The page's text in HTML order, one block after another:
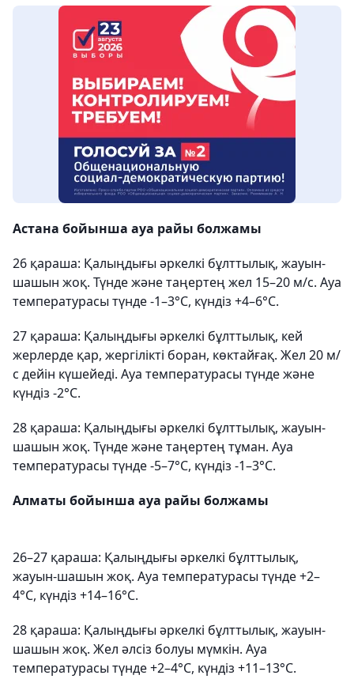
Астана бойынша ауа райы болжамы
26 қараша: Қалыңдығы әркелкі бұлттылық, жауын-
шашын жоқ. Түнде және таңертең жел 15–20 м/с. Ауа
температурасы түнде -1–3°С, күндіз +4–6°С.
27 қараша: Қалыңдығы әркелкі бұлттылық, кей
жерлерде қар, жергілікті боран, көктайғақ. Жел 20 м/
с дейін күшейеді. Ауа температурасы түнде және
күндіз -2°С.
28 қараша: Қалыңдығы әркелкі бұлттылық, жауын-
шашын жоқ. Түнде және таңертең тұман. Ауа
температурасы түнде -5–7°С, күндіз -1–3°С.
Алматы бойынша ауа райы болжамы
26–27 қараша: Қалыңдығы әркелкі бұлттылық,
жауын-шашын жоқ. Ауа температурасы түнде +2–
4°С, күндіз +14–16°С.
28 қараша: Қалыңдығы әркелкі бұлттылық, жауын-
шашын жоқ. Жел әлсіз болуы мүмкін. Ауа
температурасы түнде +2–4°С, күндіз +11–13°С.